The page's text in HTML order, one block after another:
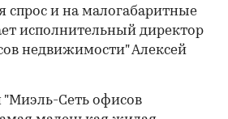
спрос и на малогабаритные
исполнительный директор
недвижимости" Алексей
Сеть офисов